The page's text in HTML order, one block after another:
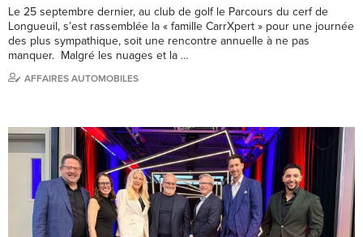
Le 25 septembre dernier, au club de golf le Parcours du cerf de
Longueuil, s’est rassemblée la « famille CarrXpert » pour une journée
des plus sympathique, soit une rencontre annuelle à ne pas
manquer. Malgré les nuages et la …
AFFAIRES AUTOMOBILES